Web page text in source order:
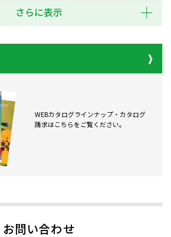
さらに表示
WEBカタログラインナップ・カタログ
請求はこちらをご覧ください。
お問い合わせ